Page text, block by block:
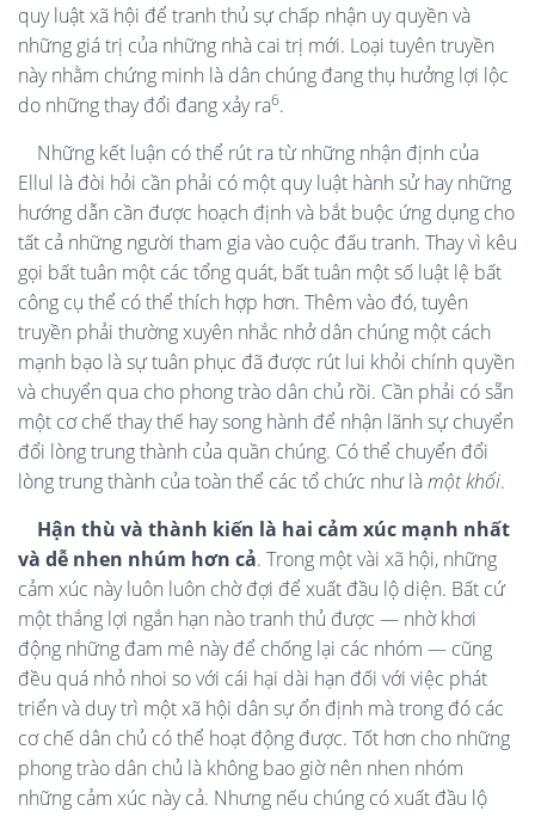
quy luật xã hội để tranh thủ sự chấp nhận uy quyền và
những giá trị của những nhà cai trị mới. Loại tuyên truyền
này nhằm chứng minh là dân chúng đang thụ hưởng lợi lộc
do những thay đổi đang xảy ra6.
Những kết luận có thể rút ra từ những nhận định của
Ellul là đòi hỏi cần phải có một quy luật hành sử hay những
hướng dẫn cần được hoạch định và bắt buộc ứng dụng cho
tất cả những người tham gia vào cuộc đấu tranh. Thay vì kêu
gọi bất tuân một các tổng quát, bất tuân một số luật lệ bất
công cụ thể có thể thích hợp hơn. Thêm vào đó, tuyên
truyền phải thường xuyên nhắc nhở dân chúng một cách
mạnh bạo là sự tuân phục đã được rút lui khỏi chính quyền
và chuyển qua cho phong trào dân chủ rồi. Cần phải có sẵn
một cơ chế thay thế hay song hành để nhận lãnh sự chuyển
đổi lòng trung thành của quần chúng. Có thể chuyển đổi
lòng trung thành của toàn thể các tổ chức như làmột khối.
Hận thù và thành kiến là hai cảm xúc mạnh nhất
và dễ nhen nhúm hơn cả. Trong một vài xã hội, những
cảm xúc này luôn luôn chờ đợi để xuất đầu lộ diện. Bất cứ
một thắng lợi ngắn hạn nào tranh thủ được — nhờ khơi
động những đam mê này để chống lại các nhóm — cũng
đều quá nhỏ nhoi so với cái hại dài hạn đối với việc phát
triển và duy trì một xã hội dân sự ổn định mà trong đó các
cơ chế dân chủ có thể hoạt động được. Tốt hơn cho những
phong trào dân chủ là không bao giờ nên nhen nhóm
những cảm xúc này cả. Nhưng nếu chúng có xuất đầu lộ